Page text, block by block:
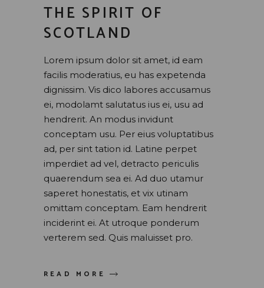
THE SPIRIT OF
SCOTLAND
Lorem ipsum dolor sit amet, id eam
facilis moderatius, eu has expetenda
dignissim. Vis dico labores accusamus
ei, modolamt salutatus ius ei, usu ad
hendrerit. An modus invidunt
conceptam usu. Per eius voluptatibus
ad, per sint tation id. Latine perpet
imperdiet ad vel, detracto periculis
quaerendum sea ei. Ad duo utamur
saperet honestatis, et vix utinam
omittam conceptam. Eam hendrerit
inciderint ei. At utroque ponderum
verterem sed. Quis maluisset pro.
READ MORE